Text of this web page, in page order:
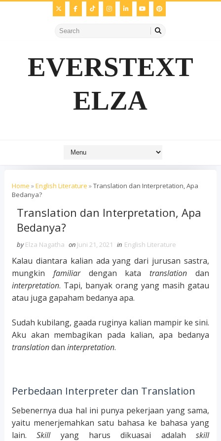
EVERSTEXT
ELZA
Home »English Literature »Translation dan Interpretation, Apa
Bedanya?
Translation dan Interpretation, Apa
Bedanya?
by Elza Nagatha on Juni 21, 2021 in English Literature
Kalau diantara kalian ada yang dari jurusan sastra,
mungkin familiardengan kata translation dan
interpretation. Tapi, banyak orang yang masih gatau
atau juga gapaham bedanya apa.
Sudah kubilang, gaada ruginya kalian mampir ke sini.
Aku akan membagikan pada kalian, apa bedanya
translationdan interpretation.
Perbedaan Interpreter dan Translation
Sebenernya dua hal ini punya pekerjaan yang sama,
yaitu menerjemahkan satu bahasa ke bahasa yang
lain.Skillyang harus dikuasai adalahskill